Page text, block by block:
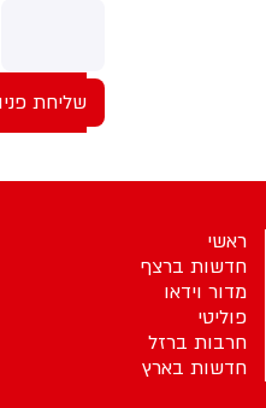
ראשי
חדשות ברצף
מדור וידאו
פוליטי
חרבות ברזל
חדשות בארץ